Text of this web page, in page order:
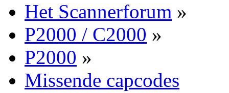
Het Scannerforum »
P2000 / C2000 »
P2000 »
Missende capcodes